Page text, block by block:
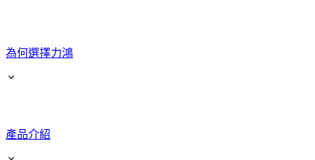
為何選擇力鴻
產品介紹